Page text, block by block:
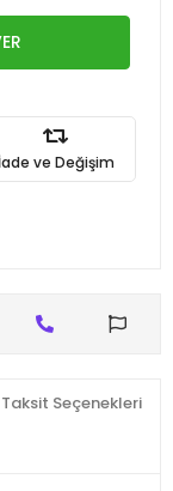
İade ve Değişim
Taksit Seçenekleri